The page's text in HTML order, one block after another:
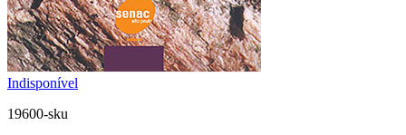
Indisponível
19600-sku